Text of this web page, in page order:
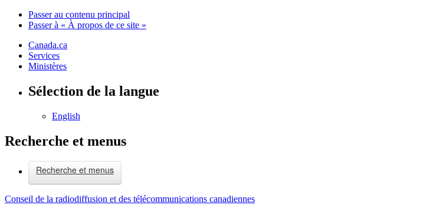
Passer au contenu principal
Passer à « À propos de ce site »
Canada.ca
Services
Ministères
Sélection de la langue
English
Recherche et menus
Recherche et menus
Conseil de la radiodiffusion et des télécommunications canadiennes